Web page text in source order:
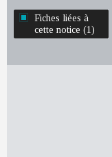
Fiches liées à
cette notice (1)